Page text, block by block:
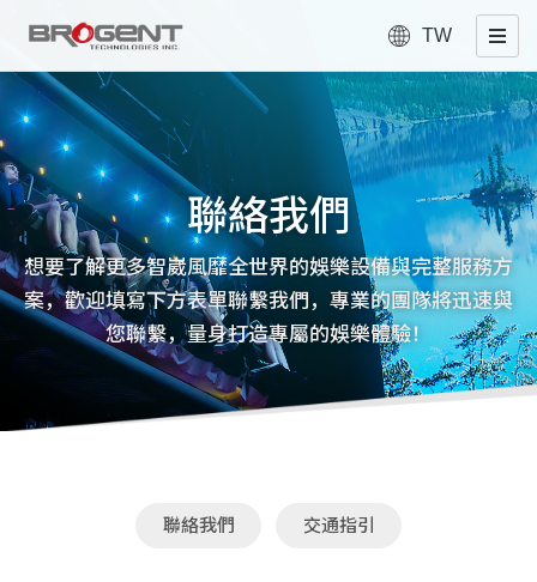
TW
聯絡我們
想要了解更多智崴風靡全世界的娛樂設備與完整服務方
案，歡迎填寫下方表單聯繫我們，專業的團隊將迅速與
您聯繫，量身打造專屬的娛樂體驗！
聯絡我們 交通指引